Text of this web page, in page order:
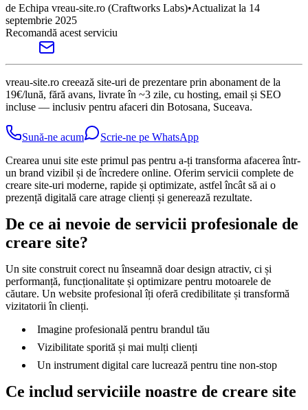
de Echipa vreau-site.ro (Craftworks Labs)•Actualizat la 14
septembrie 2025
Recomandă acest serviciu
vreau-site.ro creează site-uri de prezentare prin abonament de la
19€/lună, fără avans, livrate în ~3 zile, cu hosting, email și SEO
incluse — inclusiv pentru afaceri din Botosana, Suceava.
Sună-ne acum
Scrie-ne pe WhatsApp
Crearea unui site este primul pas pentru a-ți transforma afacerea într-
un brand vizibil și de încredere online. Oferim servicii complete de
creare site-uri moderne, rapide și optimizate, astfel încât să ai o
prezență digitală care atrage clienți și generează rezultate.
De ce ai nevoie de servicii profesionale de
creare site?
Un site construit corect nu înseamnă doar design atractiv, ci și
performanță, funcționalitate și optimizare pentru motoarele de
căutare. Un website profesional îți oferă credibilitate și transformă
vizitatorii în clienți.
Imagine profesională pentru brandul tău
Vizibilitate sporită și mai mulți clienți
Un instrument digital care lucrează pentru tine non-stop
Ce includ serviciile noastre de creare site